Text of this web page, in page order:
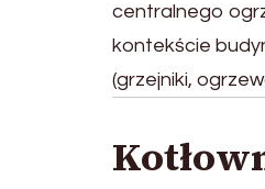
centralnego
kontekście
(grzejniki,